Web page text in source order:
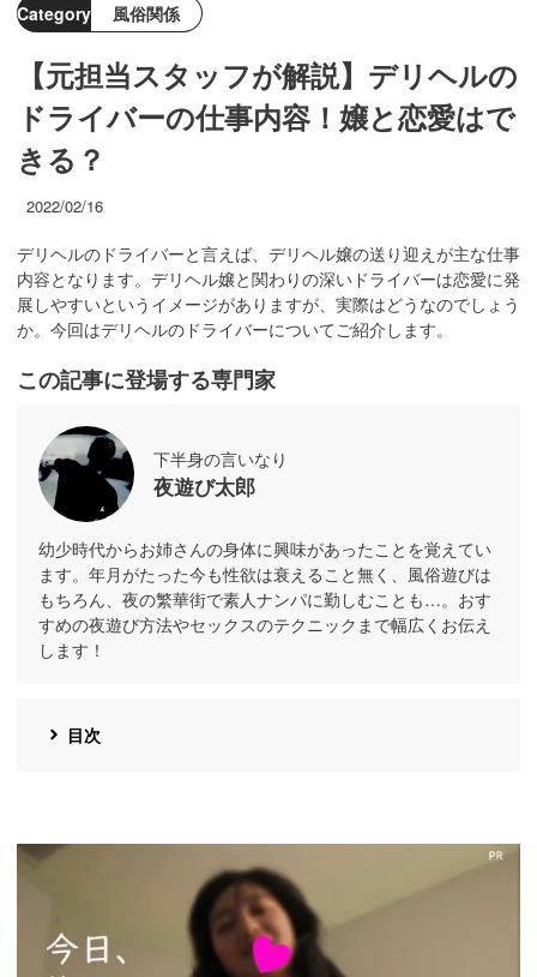
Category 風俗関係
【元担当スタッフが解説】デリヘルの
ドライバーの仕事内容！嬢と恋愛はで
きる？
2022/02/16
デリヘルのドライバーと言えば、デリヘル嬢の送り迎えが主な仕事
内容となります。デリヘル嬢と関わりの深いドライバーは恋愛に発
展しやすいというイメージがありますが、実際はどうなのでしょう
か。今回はデリヘルのドライバーについてご紹介します。
この記事に登場する専門家
下半身の言いなり
夜遊び太郎
幼少時代からお姉さんの身体に興味があったことを覚えてい
ます。年月がたった今も性欲は衰えること無く、風俗遊びは
もちろん、夜の繁華街で素人ナンパに勤しむことも…。おす
すめの夜遊び方法やセックスのテクニックまで幅広くお伝え
します！
目次
https://pcmax.jp/lp/?